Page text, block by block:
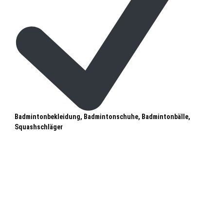
Badmintonbekleidung, Badmintonschuhe, Badmintonbälle,
Squashschläger